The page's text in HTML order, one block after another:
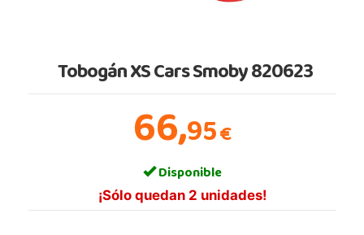
Tobogán XS Cars Smoby 820623
66,95€
Disponible
¡Sólo quedan 2 unidades!